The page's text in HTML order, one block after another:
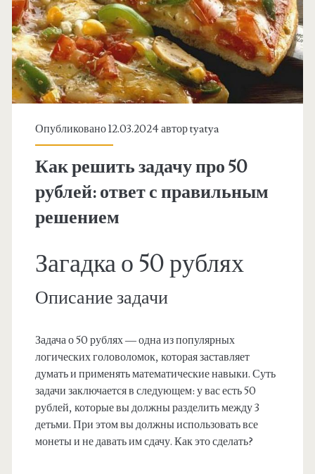
Опубликовано 12.03.2024 авторtyatya
Как решить задачу про 50
рублей: ответ с правильным
решением
Загадка о 50 рублях
Описание задачи
Задача о 50 рублях — одна из популярных
логических головоломок, которая заставляет
думать и применять математические навыки. Суть
задачи заключается в следующем: у вас есть 50
рублей, которые вы должны разделить между 3
детьми. При этом вы должны использовать все
монеты и не давать им сдачу. Как это сделать?